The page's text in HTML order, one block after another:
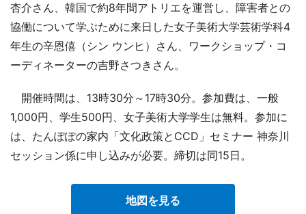
杏介さん、韓国で約8年間アトリエを運営し、障害者との
協働について学ぶために来日した女子美術大学芸術学科4
年生の辛恩僖（シン ウンヒ）さん、ワークショップ・コ
ーディネーターの吉野さつきさん。
開催時間は、13時30分～17時30分。参加費は、一般
1,000円、学生500円、女子美術大学学生は無料。参加に
は、たんぽぽの家内「文化政策とCCD」セミナー 神奈川
セッション係に申し込みが必要。締切は同15日。
地図を見る